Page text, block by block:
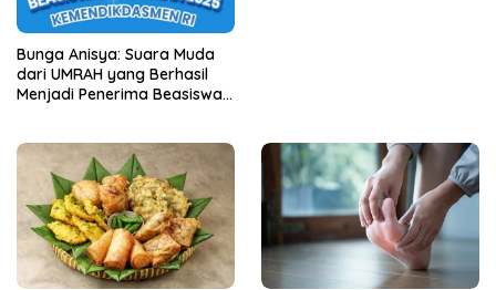
Bunga Anisya: Suara Muda
dari UMRAH yang Berhasil
Menjadi Penerima Beasiswa